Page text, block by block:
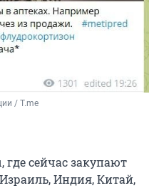
/ T.me
сейчас закупают
Индия, Китай,